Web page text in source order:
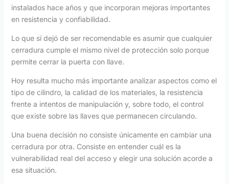
instalados hace años y que incorporan mejoras importantes
en resistencia y confiabilidad.
Lo que sí dejó de ser recomendable es asumir que cualquier
cerradura cumple el mismo nivel de protección solo porque
permite cerrar la puerta con llave.
Hoy resulta mucho más importante analizar aspectos como el
tipo de cilindro, la calidad de los materiales, la resistencia
frente a intentos de manipulación y, sobre todo, el control
que existe sobre las llaves que permanecen circulando.
Una buena decisión no consiste únicamente en cambiar una
cerradura por otra. Consiste en entender cuál es la
vulnerabilidad real del acceso y elegir una solución acorde a
esa situación.